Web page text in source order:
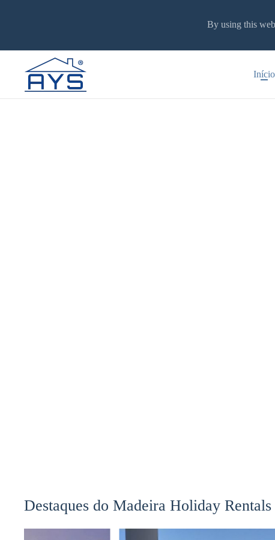
By using this
Início
Destaques do Madeira Holiday Rentals